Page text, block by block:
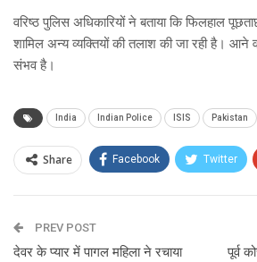
वरिष्ठ पुलिस अधिकारियों ने बताया कि फिलहाल
शामिल अन्य व्यक्तियों की तलाश की जा रही है। आने
संभव है।
India Indian Police ISIS Pakistan
Share Facebook Twitter
Email
PREV POST
देवर के प्यार में पागल महिला ने रचाया
पूर्व